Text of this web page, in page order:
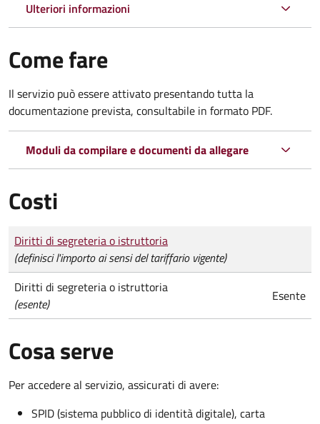
Ulteriori informazioni
Come fare
Il servizio può essere attivato presentando tutta la
documentazione prevista, consultabile in formato PDF.
Moduli da compilare e documenti da allegare
Costi
Tipo di pagamento
Importo
Diritti di segreteria o istruttoria
(definisci l'importo ai sensi del tariffario vigente)
Diritti di segreteria o istruttoria
(esente)
Esente
Cosa serve
Per accedere al servizio, assicurati di avere:
SPID (sistema pubblico di identità digitale), carta